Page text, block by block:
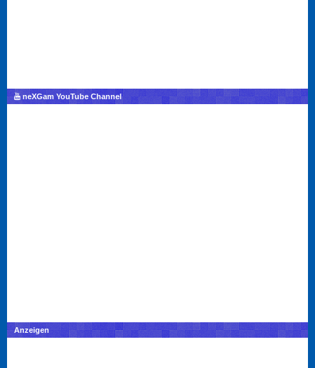
neXGam YouTube Channel
Anzeigen